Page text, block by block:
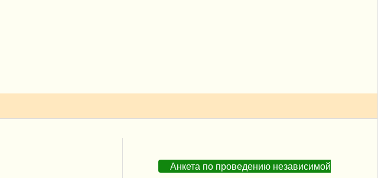
Анкета по проведению независимой